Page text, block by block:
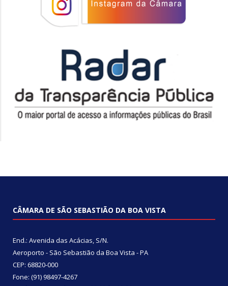
CÂMARA DE SÃO SEBASTIÃO DA BOA VISTA
End.: Avenida das Acácias, S/N.
Aeroporto - São Sebastião da Boa Vista - PA
CEP: 68820-000
Fone: (91) 98497-4267